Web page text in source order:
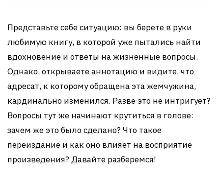
Представьте себе ситуацию: вы берете в руки
любимую книгу, в которой уже пытались найти
вдохновение и ответы на жизненные вопросы.
Однако, открываете аннотацию и видите, что
адресат, к которому обращена эта жемчужина,
кардинально изменился. Разве это не интригует?
Вопросы тут же начинают крутиться в голове:
зачем же это было сделано? Что такое
переиздание и как оно влияет на восприятие
произведения? Давайте разберемся!